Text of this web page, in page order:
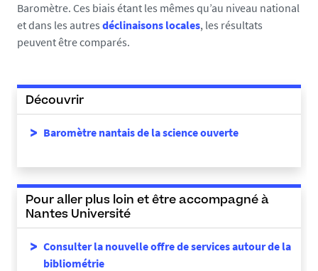
Baromètre. Ces biais étant les mêmes qu’au niveau national
et dans les autres déclinaisons locales, les résultats
peuvent être comparés.
Découvrir
Baromètre nantais de la science ouverte
Pour aller plus loin et être accompagné à
Nantes Université
Consulter la nouvelle offre de services autour de la
bibliométrie